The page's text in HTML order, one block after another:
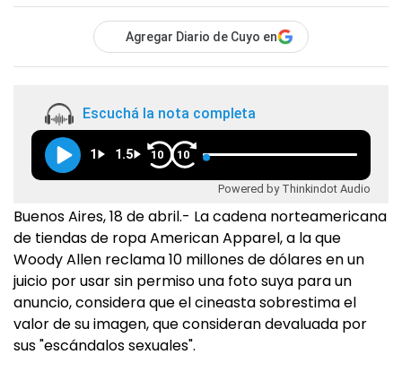
Agregar Diario de Cuyo en
Escuchá la nota completa
1 1.5 10 10
Powered by Thinkindot Audio
Buenos Aires, 18 de abril.- La cadena norteamericana
de tiendas de ropa American Apparel, a la que
Woody Allen reclama 10 millones de dólares en un
juicio por usar sin permiso una foto suya para un
anuncio, considera que el cineasta sobrestima el
valor de su imagen, que consideran devaluada por
sus "escándalos sexuales".